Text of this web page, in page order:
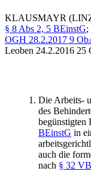
KLAUSMAYR
§ 8 Abs 2, 5 BEinstG;
OGH 28.2.2017 9
Leoben 24.2.2016 25
Die Arbeits-
des
begünstigten
BEinstG in
auch die
nach § 32